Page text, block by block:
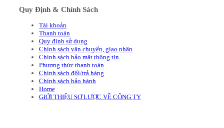
Quy Định & Chính Sách
Tài khoản
Thanh toán
Quy định sử dụng
Chính sách vận chuyển, giao nhận
Chính sách bảo mật thông tin
Phương thức thanh toán
Chính sách đổi/trả hàng
Chính sách bảo hành
Home
GIỚI THIỆU SƠ LƯỢC VỀ CÔNG TY